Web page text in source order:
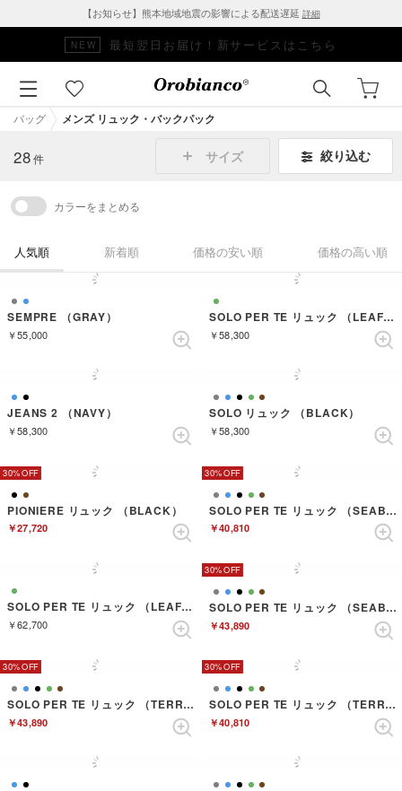
【お知らせ】熊本地域地震の影響による配送遅延 詳細
□■SALE対象アイテムはこちら■□
バッグ メンズ リュック・バックパック
28件 サイズ 絞り込む
カラーをまとめる
人気順 新着順 価格の安い順 価格の高い順
SEMPRE （GRAY）
￥55,000
SOLO PER TE リュック （LEAF GREEN）
￥58,300
JEANS 2 （NAVY）
￥58,300
SOLO リュック （BLACK）
￥58,300
30%
PIONIERE リュック （BLACK）
￥27,720
30%
SOLO PER TE リュック （SEABLUE）
￥40,810
SOLO PER TE リュック （LEAF GREEN）
￥62,700
30%
SOLO PER TE リュック （SEABLUE）
￥43,890
30%
SOLO PER TE リュック （TERRACOTTA）
￥43,890
30%
SOLO PER TE リュック （TERRACOTTA）
￥40,810